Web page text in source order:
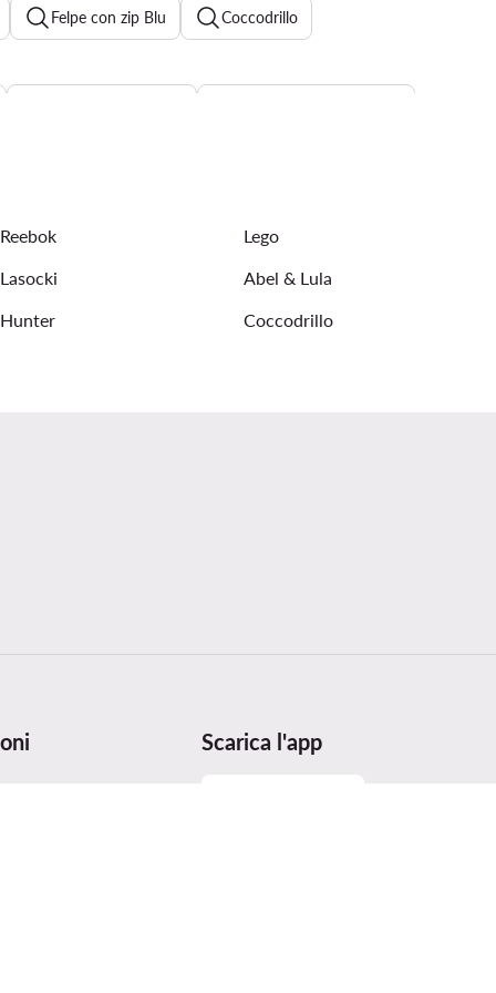
Felpe con zip Blu Coccodrillo
Reebok
Lego
Lasocki
Abel & Lula
Hunter Coccodrillo
Scarica l'app